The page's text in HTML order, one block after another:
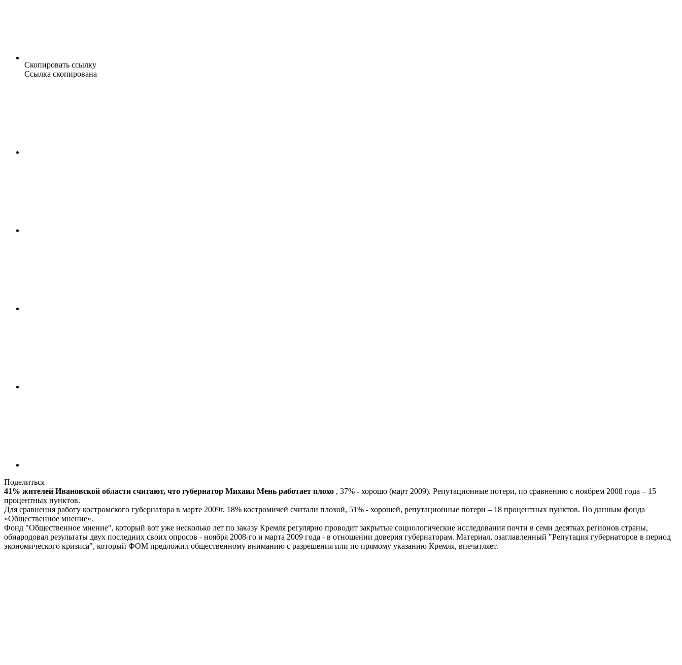
Скопировать ссылку
Ссылка скопирована
Поделиться
41% жителей Ивановской области считают, что губернатор Михаил Мень работает плохо , 37% - хорошо (март 2009). Репутационные потери, по сравнению с ноябрем 2008 года – 15
процентных пунктов.
Для сравнения работу костромского губернатора в марте 2009г. 18% костромичей считали плохой, 51% - хорошей, репутационные потери – 18 процентных пунктов. По данным фонда
«Общественное мнение».
Фонд "Общественное мнение", который вот уже несколько лет по заказу Кремля регулярно проводит закрытые социологические исследования почти в семи десятках регионов страны,
обнародовал результаты двух последних своих опросов - ноября 2008-го и марта 2009 года - в отношении доверия губернаторам. Материал, озаглавленный "Репутация губернаторов в период
экономического кризиса", который ФОМ предложил общественному вниманию с разрешения или по прямому указанию Кремля, впечатляет.